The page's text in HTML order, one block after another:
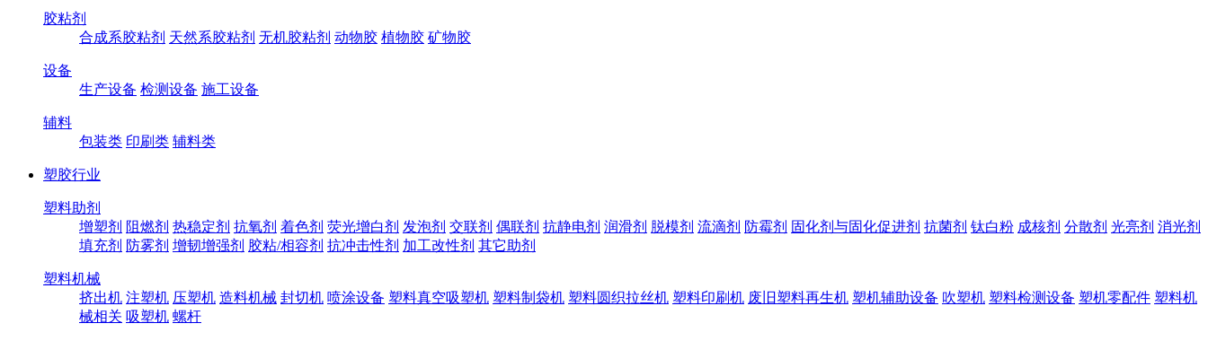
胶粘剂
合成系胶粘剂 天然系胶粘剂 无机胶粘剂 动物胶 植物胶 矿物胶
设备
生产设备 检测设备 施工设备
辅料
包装类 印刷类 辅料类
塑胶行业
塑料助剂
增塑剂 阻燃剂 热稳定剂 抗氧剂 着色剂 荧光增白剂 发泡剂 交联剂 偶联剂 抗静电剂 润滑剂 脱模剂 流滴剂 防霉剂 固化剂与固化促进剂 抗菌剂 钛白粉 成核剂 分散剂 光亮剂 消光剂
填充剂 防雾剂 增韧增强剂 胶粘/相容剂 抗冲击性剂 加工改性剂 其它助剂
塑料机械
挤出机 注塑机 压塑机 造料机械 封切机 喷涂设备 塑料真空吸塑机 塑料制袋机 塑料圆织拉丝机 塑料印刷机 废旧塑料再生机 塑机辅助设备 吹塑机 塑料检测设备 塑机零配件 塑料机
械相关 吸塑机 螺杆